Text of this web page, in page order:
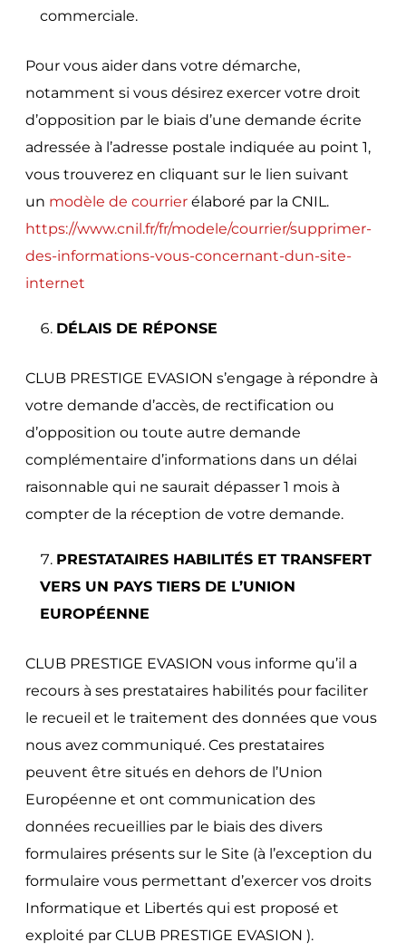
commerciale.
Pour vous aider dans votre démarche,
notamment si vous désirez exercer votre droit
d’opposition par le biais d’une demande écrite
adressée à l’adresse postale indiquée au point 1,
vous trouverez en cliquant sur le lien suivant
un modèle de courrierélaboré par la CNIL.
https://www.cnil.fr/fr/modele/courrier/supprimer-
des-informations-vous-concernant-dun-site-
internet
DÉLAIS DE RÉPONSE
CLUB PRESTIGE EVASION s’engage à répondre à
votre demande d’accès, de rectification ou
d’opposition ou toute autre demande
complémentaire d’informations dans un délai
raisonnable qui ne saurait dépasser 1 mois à
compter de la réception de votre demande.
PRESTATAIRES HABILITÉS ET TRANSFERT
VERS UN PAYS TIERS DE L’UNION
EUROPÉENNE
CLUB PRESTIGE EVASION vous informe qu’il a
recours à ses prestataires habilités pour faciliter
le recueil et le traitement des données que vous
nous avez communiqué. Ces prestataires
peuvent être situés en dehors de l’Union
Européenne et ont communication des
données recueillies par le biais des divers
formulaires présents sur le Site (à l’exception du
formulaire vous permettant d’exercer vos droits
Informatique et Libertés qui est proposé et
exploité par CLUB PRESTIGE EVASION ).